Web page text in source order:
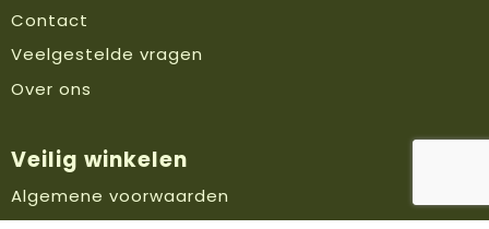
Contact
Veelgestelde vragen
Over ons
Veilig winkelen
Algemene voorwaarden